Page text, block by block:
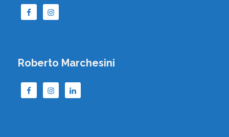
Roberto Marchesini